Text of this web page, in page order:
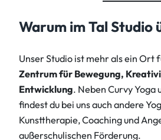
Warum im Tal Studio
Unser Studio ist mehr als ein Ort
Zentrum für Bewegung,
Entwicklung. Neben Curvy Yoga
findest du bei uns auch andere
Kunsttherapie, Coaching und
außerschulischen Förderung.